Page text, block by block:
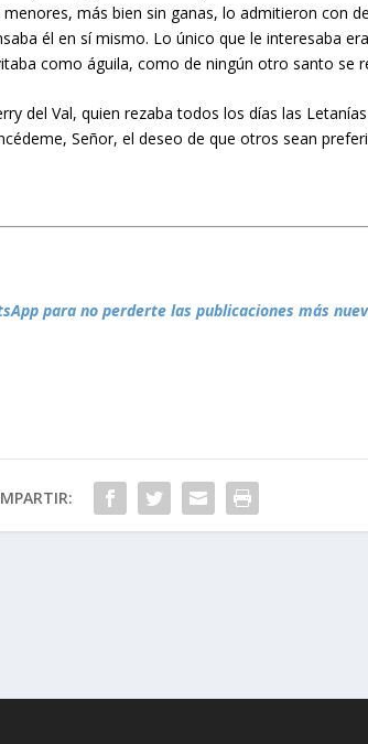
más bien sin ganas, lo admitieron con
él en sí mismo. Lo único que le interesaba
como águila, como de ningún otro santo se
del Val, quien rezaba todos los días las
Señor, el deseo de que otros sean
para no perderte las publicaciones más